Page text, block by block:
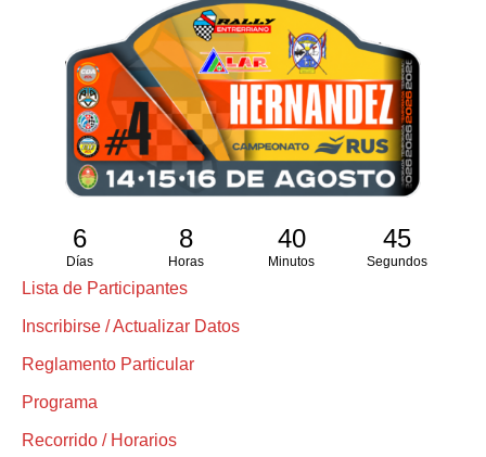
6
Días
8
Horas
40
Minutos
45
Segundos
Lista de Participantes
Inscribirse / Actualizar Datos
Reglamento Particular
Programa
Recorrido / Horarios